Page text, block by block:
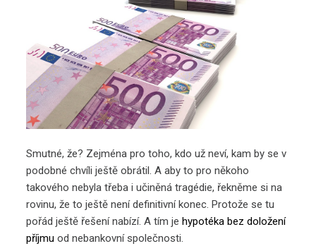
Smutné, že? Zejména pro toho, kdo už neví, kam by se v
podobné chvíli ještě obrátil. A aby to pro někoho
takového nebyla třeba i učiněná tragédie, řekněme si na
rovinu, že to ještě není definitivní konec. Protože se tu
pořád ještě řešení nabízí. A tím jehypotéka bez doložení
příjmu od nebankovní společnosti.